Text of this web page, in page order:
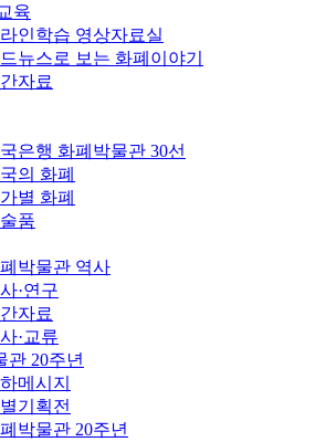
육
인학습 영상자료실
뉴스로 보는 화폐이야기
자료
은행 화폐박물관 30선
의 화폐
별 화폐
품
박물관 역사
·연구
자료
·교류
관 20주년
메시지
기획전
박물관 20주년